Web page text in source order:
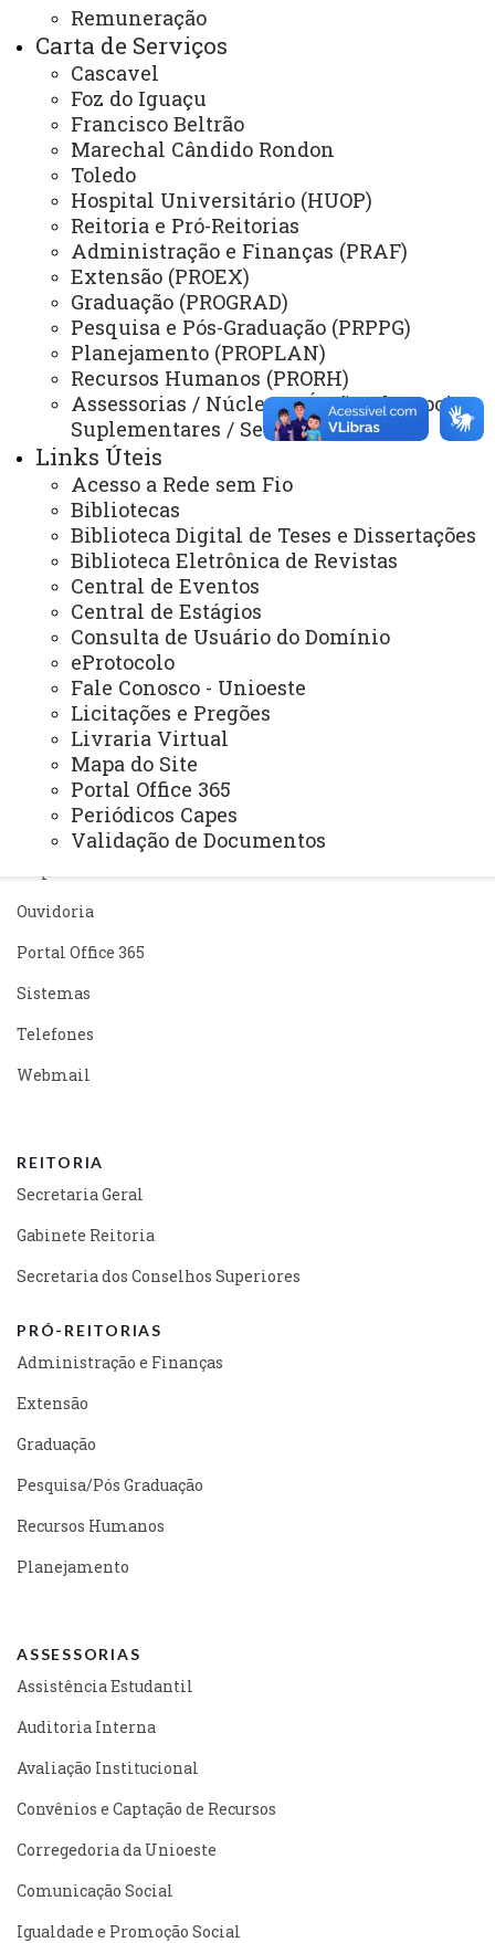
Remuneração
Carta de Serviços
Cascavel
Foz do Iguaçu
Francisco Beltrão
Marechal Cândido Rondon
Toledo
Hospital Universitário (HUOP)
Reitoria e Pró-Reitorias
Administração e Finanças (PRAF)
Extensão (PROEX)
Graduação (PROGRAD)
Pesquisa e Pós-Graduação (PRPPG)
Planejamento (PROPLAN)
Recursos Humanos (PRORH)
Assessorias / Núcleos / Órgãos de Apoio e
Suplementares / Secretarias
Links Úteis
Acesso a Rede sem Fio
Bibliotecas
Biblioteca Digital de Teses e Dissertações
Biblioteca Eletrônica de Revistas
Central de Eventos
Central de Estágios
Consulta de Usuário do Domínio
eProtocolo
Fale Conosco - Unioeste
Licitações e Pregões
Livraria Virtual
Mapa do Site
Portal Office 365
Periódicos Capes
Validação de Documentos
correspondência:
UNIOESTE – CAMPUS DE TOLEDO -
NEPIS/CCSA
Rua Guaíra, 3141 - Jardim Santa Maria - Toledo,
Pr - CEP: 85903-220
Dias e horários de Atendimento:
Segunda-feira a sexta-feira das 8h00 às 12h00 e
das 13h00 às 17h00
ATUALIZAÇÃO MAIS RECENTE: 02 DE MAIO DE 2024
ACESSOS: 1012
Você está aqui:Unioeste
Carta de Serviços
Campus de Toledo - Carta de Serviços
Lista de Itens de Toledo
Núcleo de Estudos e Práticas Inovadoras em
Secretariado - NEPIS
ACESSE
Acesso Restrito (Editores do Portal)
Arquivo Virtual
Bibliotecas
Identidade Visual
Ouvidoria
Portal Office 365
Sistemas
Telefones
Webmail
REITORIA
Secretaria Geral
Gabinete Reitoria
Secretaria dos Conselhos Superiores
PRÓ-REITORIAS
Administração e Finanças
Extensão
Graduação
Pesquisa/Pós Graduação
Recursos Humanos
Planejamento
ASSESSORIAS
Assistência Estudantil
Auditoria Interna
Avaliação Institucional
Convênios e Captação de Recursos
Corregedoria da Unioeste
Comunicação Social
Igualdade e Promoção Social